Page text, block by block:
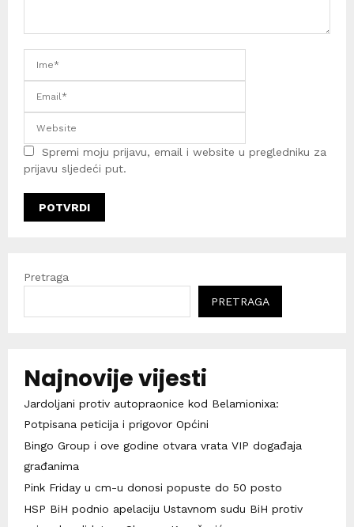
Spremi moju prijavu, email i website u pregledniku za
prijavu sljedeći put.
Pretraga
PRETRAGA
Najnovije vijesti
Jardoljani protiv autopraonice kod Belamionixa:
Potpisana peticija i prigovor Općini
Bingo Group i ove godine otvara vrata VIP događaja
građanima
Pink Friday u cm-u donosi popuste do 50 posto
HSP BiH podnio apelaciju Ustavnom sudu BiH protiv